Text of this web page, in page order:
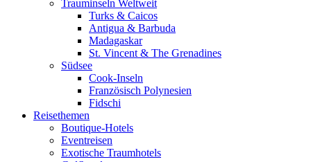
Trauminseln Weltweit
Turks & Caicos
Antigua & Barbuda
Madagaskar
St. Vincent & The Grenadines
Südsee
Cook-Inseln
Französisch Polynesien
Fidschi
Reisethemen
Boutique-Hotels
Eventreisen
Exotische Traumhotels